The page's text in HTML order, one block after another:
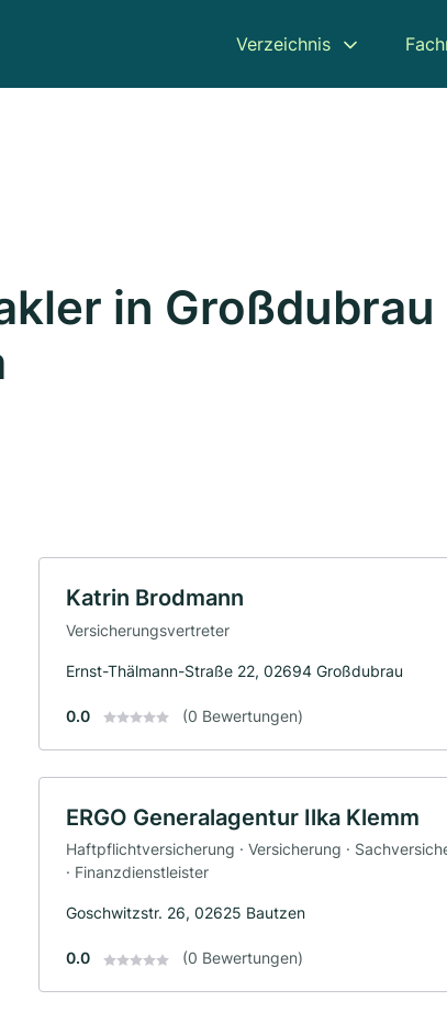
Verzeichnis
in Großdubrau
Katrin Brodmann
Versicherungsvertreter
Ernst-Thälmann-Straße 22, 02694 Großdubrau
0.0 (0 Bewertungen)
ERGO Generalagentur Ilka Klemm
Haftpflichtversicherung · Versicherung ·
· Finanzdienstleister
Goschwitzstr. 26, 02625 Bautzen
0.0 (0 Bewertungen)